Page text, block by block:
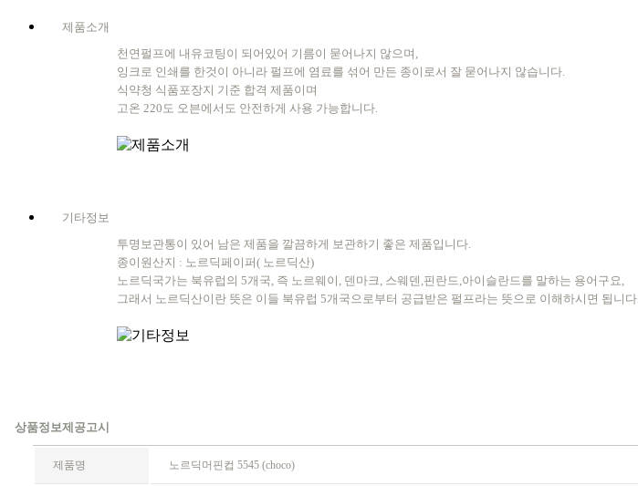
제품소개
천연펄프에 내유코팅이 되어있어 기름이 묻어나지 않으며,
잉크로 인쇄를 한것이 아니라 펄프에 염료를 섞어 만든 종이로서 잘 묻어나지 않습니다.
식약청 식품포장지 기준 합격 제품이며
고온 220도 오븐에서도 안전하게 사용 가능합니다.
기타정보
투명보관통이 있어 남은 제품을 깔끔하게 보관하기 좋은 제품입니다.
종이원산지 : 노르딕페이퍼( 노르딕산)
노르딕국가는 북유럽의 5개국, 즉 노르웨이, 덴마크, 스웨덴,핀란드,아이슬란드를 말하는 용어구요,
그래서 노르딕산이란 뜻은 이들 북유럽 5개국으로부터 공급받은 펄프라는 뜻으로 이해하시면 됩니다.